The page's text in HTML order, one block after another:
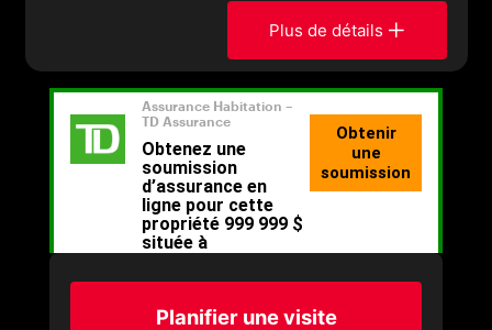
Plus de détails
Planifier une visite